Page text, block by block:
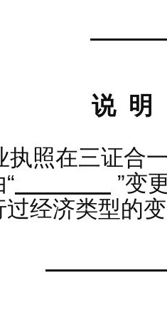
说 明
照在三证合
”变
经济类型的